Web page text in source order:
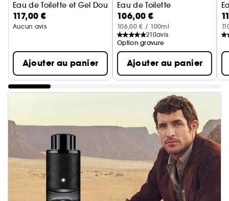
Eau de Toilette et Gel Douche
117,00 €
Aucun avis
Ajouter au panier
Eau de Toilette
106,00 €
106,00 € / 100ml
210avis
Option gravure
Ajouter au panier